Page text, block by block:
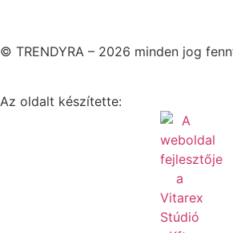
© TRENDYRA – 2026 minden jog
Az oldalt készítette: